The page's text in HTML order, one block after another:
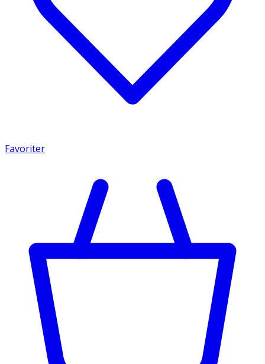
Favoriter